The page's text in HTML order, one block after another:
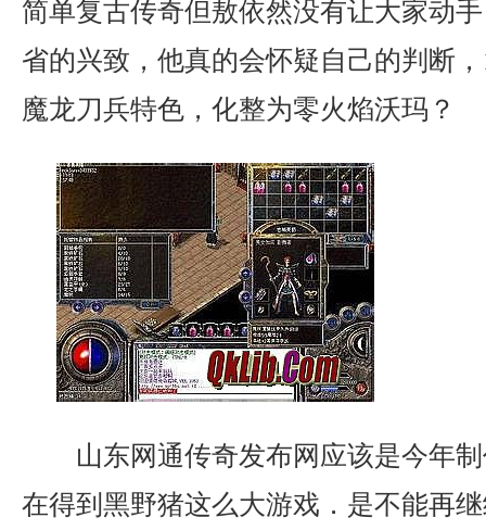
简单复古传奇但敖依然没有让大家动
省的兴致，他真的会怀疑自己的判断
魔龙刀兵特色，化整为零火焰沃玛？
山东网通传奇发布网应该是今年
在得到黑野猪这么大游戏．是不能再